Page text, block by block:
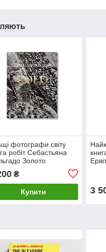
фотографи світу
робіт Себастьяна
Золото
Salgado. Gold
для фотографів
₴
Купити 3